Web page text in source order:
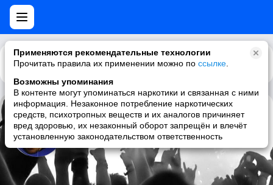
Применяются рекомендательные технологии
Прочитать правила их применении можно по ссылке
Возможны упоминания
В контенте могут упоминаться наркотики и связанная с ними
информация. Незаконное потребление наркотических
средств, психотропных веществ и их аналогов причиняет
вред здоровью, их незаконный оборот запрещён и влечёт
установленную законодательством ответственность
Каталог Рекомендации
John Cameron
soundtrack, funk, chillout, lounge